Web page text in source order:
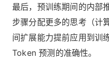
最后，预训练期间的内部
步骤分配更多的思考（计
间扩展能力提前应用到训
Token 预测的准确性。